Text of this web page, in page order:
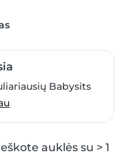
Babysits
auklės su > 1